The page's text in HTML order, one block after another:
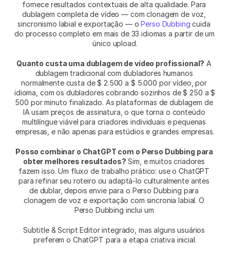
fornece resultados contextuais de alta qualidade. Para
dublagem completa de vídeo — com clonagem de voz,
sincronismo labial e exportação — o Perso Dubbing cuida
do processo completo em mais de 33 idiomas a partir de um
único upload.
Quanto custa uma dublagem de vídeo profissional? A
dublagem tradicional com dubladores humanos
normalmente custa de $ 2.500 a $ 5.000 por vídeo, por
idioma, com os dubladores cobrando sozinhos de $ 250 a $
500 por minuto finalizado. As plataformas de dublagem de
IA usam preços de assinatura, o que torna o conteúdo
multilíngue viável para criadores individuais e pequenas
empresas, e não apenas para estúdios e grandes empresas.
Posso combinar o ChatGPT com o Perso Dubbing para
obter melhores resultados? Sim, e muitos criadores
fazem isso. Um fluxo de trabalho prático: use o ChatGPT
para refinar seu roteiro ou adaptá-lo culturalmente antes
de dublar, depois envie para o Perso Dubbing para
clonagem de voz e exportação com sincronia labial. O
Perso Dubbing inclui um
Subtitle & Script Editor integrado, mas alguns usuários
preferem o ChatGPT para a etapa criativa inicial.